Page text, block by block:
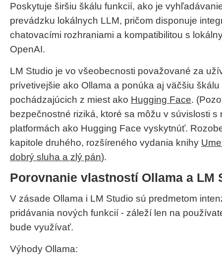
Poskytuje širšiu škálu funkcií, ako je
prevádzku lokálnych LLM, pričom disponuje
chatovacími rozhraniami a kompatibilitou s
OpenAI.
LM Studio je vo všeobecnosti považované za
prívetivejšie ako Ollama a ponúka aj väčšiu
pochádzajúcich z miest ako Hugging Face.
bezpečnostné riziká, ktoré sa môžu v súvislosti s
platformách ako Hugging Face vyskytnúť.
kapitole druhého, rozšíreného vydania knihy
dobrý sluha a zlý pán).
Porovnanie vlastností Ollama a LM
V zásade Ollama i LM Studio sú predmetom
pridávania nových funkcií - záleží len na
bude využívať.
Výhody Ollama: